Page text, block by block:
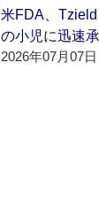
米FDA、
の小児に迅速
2026年07月07